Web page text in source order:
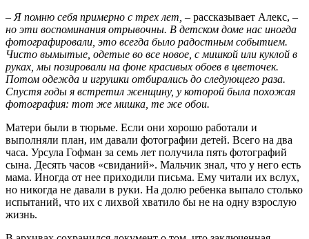
– Я помню себя примерно с трех лет, – рассказывает Алекс, –
но эти воспоминания отрывочны. В детском доме нас иногда
фотографировали, это всегда было радостным событием.
Чисто вымытые, одетые во все новое, с мишкой или куклой в
руках, мы позировали на фоне красивых обоев в цветочек.
Потом одежда и игрушки отбирались до следующего раза.
Спустя годы я встретил женщину, у которой была похожая
фотография: тот же мишка, те же обои.
Матери были в тюрьме. Если они хорошо работали и
выполняли план, им давали фотографии детей. Всего на два
часа. Урсула Гофман за семь лет получила пять фотографий
сына. Десять часов «свиданий». Мальчик знал, что у него есть
мама. Иногда от нее приходили письма. Ему читали их вслух,
но никогда не давали в руки. На долю ребенка выпало столько
испытаний, что их с лихвой хватило бы не на одну взрослую
жизнь.